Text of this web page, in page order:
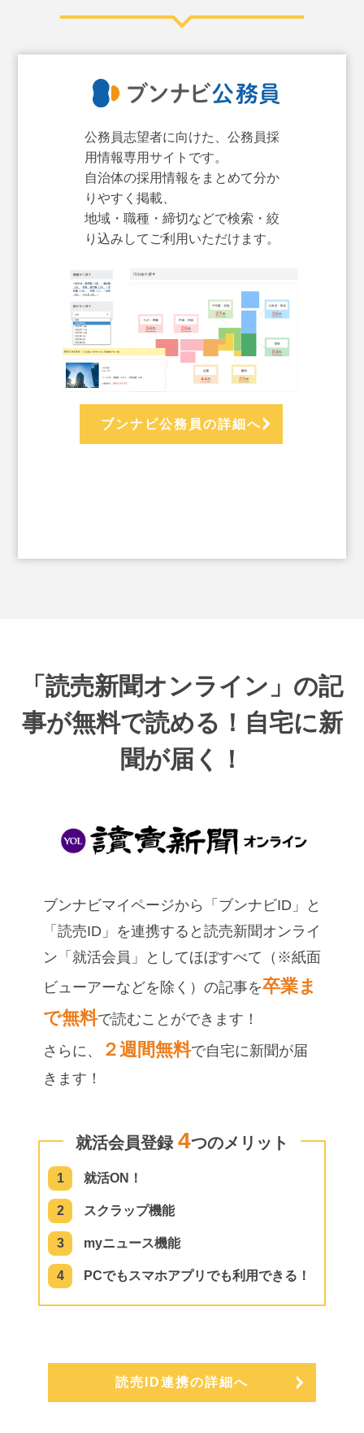
公務員志望者に向けた、公務員採
用情報専用サイトです。
自治体の採用情報をまとめて分か
りやすく掲載、
地域・職種・締切などで検索・絞
り込みしてご利用いただけます。
ブンナビ公務員の詳細へ
「読売新聞オンライン」の記
事が無料で読める！自宅に新
聞が届く！
ブンナビマイページから「ブンナビID」と
「読売ID」を連携すると読売新聞オンライ
ン「就活会員」としてほぼすべて（※紙面
ビューアーなどを除く）の記事を卒業ま
で無料で読むことができます！
さらに、
２週間無料で自宅に新聞が届
きます！
就活会員登録 4つのメリット
1 就活ON！
2 スクラップ機能
3 myニュース機能
4 PCでもスマホアプリでも利用できる！
読売ID連携の詳細へ